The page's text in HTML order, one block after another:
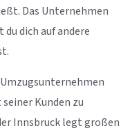
Das Unternehmen
dich auf andere
Kunden zu
Innsbruck legt großen